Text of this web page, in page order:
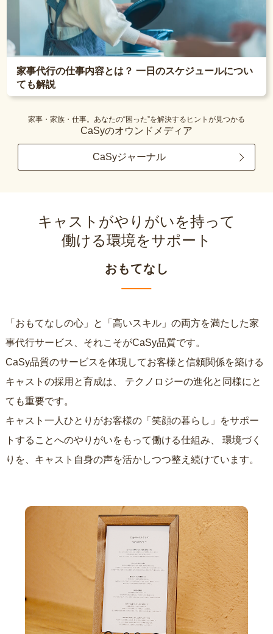
家事代行の仕事内容とは？ 一日のスケジュールについ
ても解説
家事・家族・仕事。あなたの“困った”を解決するヒントが見つかる
CaSyのオウンドメディア
CaSyジャーナル
キャストがやりがいを持って
働ける環境をサポート
おもてなし
「おもてなしの心」と「高いスキル」の両方を満たした家
事代行サービス、それこそがCaSy品質です。
CaSy品質のサービスを体現してお客様と信頼関係を築ける
キャストの採用と育成は、
ても重要です。
キャスト一人ひとりがお客様の「笑顔の暮らし」をサポー
トすることへのやりがいをもって働ける仕組み、
りを、キャスト自身の声を活かしつつ整え続けています。